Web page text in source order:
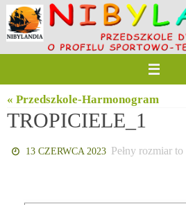
Przejdź
do
treści
« Przedszkole-Harmonogram
TROPICIELE_1
13 CZERWCA 2023 Pełny rozmiar to